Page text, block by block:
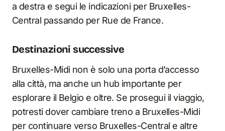
a destra e segui le indicazioni per Bruxelles-
Central passando per Rue de France.
Destinazioni successive
Bruxelles-Midi non è solo una porta d’accesso
alla città, ma anche un hub importante per
esplorare il Belgio e oltre. Se prosegui il viaggio,
potresti dover cambiare treno a Bruxelles-Midi
per continuare verso Bruxelles-Central e altre